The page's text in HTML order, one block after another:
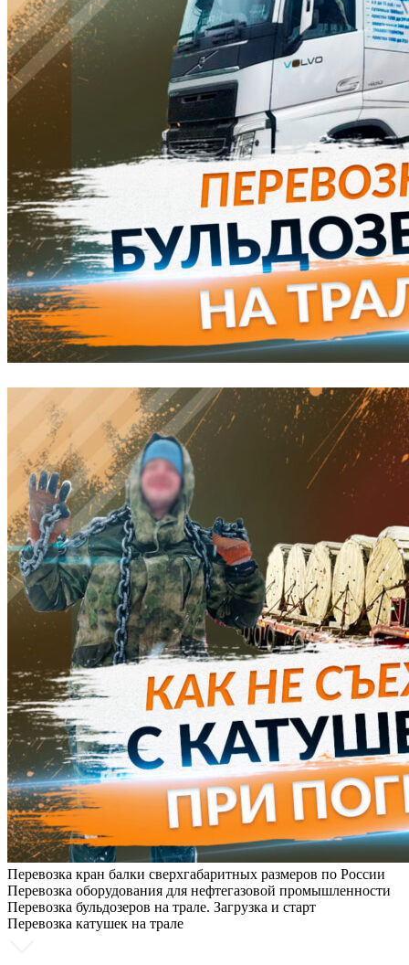
Перевозка кран балки сверхгабаритных размеров по России
Перевозка оборудования для нефтегазовой промышленности
Перевозка бульдозеров на трале. Загрузка и старт
Перевозка катушек на трале